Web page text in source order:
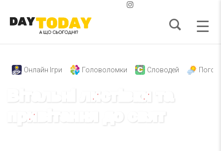
Онлайн Ігри Головоломки Словодей
Вітальні листівки та
привітання до свят